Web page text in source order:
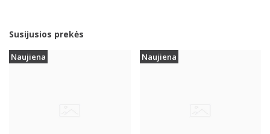
Susijusios prekės
Naujiena Naujiena